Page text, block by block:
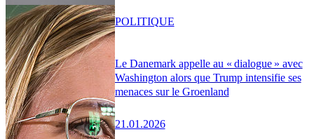
Le Danemark appelle au « dialogue » avec
Washington alors que Trump intensifie ses
menaces sur le Groenland
21.01.2026
POLITIQUE